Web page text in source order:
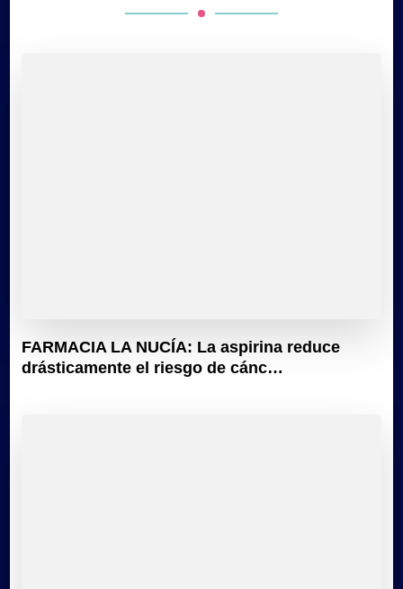
FARMACIA LA NUCÍA: La aspirina reduce
drásticamente el riesgo de cánc…